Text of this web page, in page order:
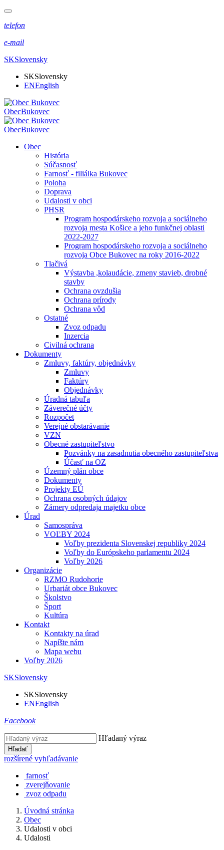
telefon
e-mail
SKSlovensky
SKSlovensky
ENEnglish
ObecBukovec
ObecBukovec
Obec
História
Súčasnosť
Farnosť - filiálka Bukovec
Poloha
Doprava
Udalosti v obci
PHSR
Program hospodárskeho rozvoja a sociálneho
rozvoja mesta Košice a jeho funkčnej oblasti
2022-2027
Program hospodárskeho rozvoja a sociálneho
rozvoja Obce Bukovec na roky 2016-2022
Tlačivá
Výstavba ,kolaudácie, zmeny stavieb, drobné
stavby
Ochrana ovzdušia
Ochrana prírody
Ochrana vôd
Ostatné
Zvoz odpadu
Inzercia
Civilná ochrana
Dokumenty
Zmluvy, faktúry, objednávky
Zmluvy
Faktúry
Objednávky
Úradná tabuľa
Záverečné účty
Rozpočet
Verejné obstarávanie
VZN
Obecné zastupiteľstvo
Pozvánky na zasadnutia obecného zastupiteľstva
Účasť na OZ
Územný plán obce
Dokumenty
Projekty EÚ
Ochrana osobných údajov
Zámery odpredaja majetku obce
Úrad
Samospráva
VOĽBY 2024
Voľby prezidenta Slovenskej republiky 2024
Voľby do Európskeho parlamentu 2024
Voľby 2026
Organizácie
RZMO Rudohorie
Urbariát obce Bukovec
Školstvo
Šport
Kultúra
Kontakt
Kontakty na úrad
Napíšte nám
Mapa webu
Voľby 2026
SKSlovensky
SKSlovensky
ENEnglish
Facebook
Hľadaný výraz
Hľadať
rozšírené vyhľadávanie
farnosť
zverejňovanie
zvoz odpadu
Úvodná stránka
Obec
Udalosti v obci
Udalosti